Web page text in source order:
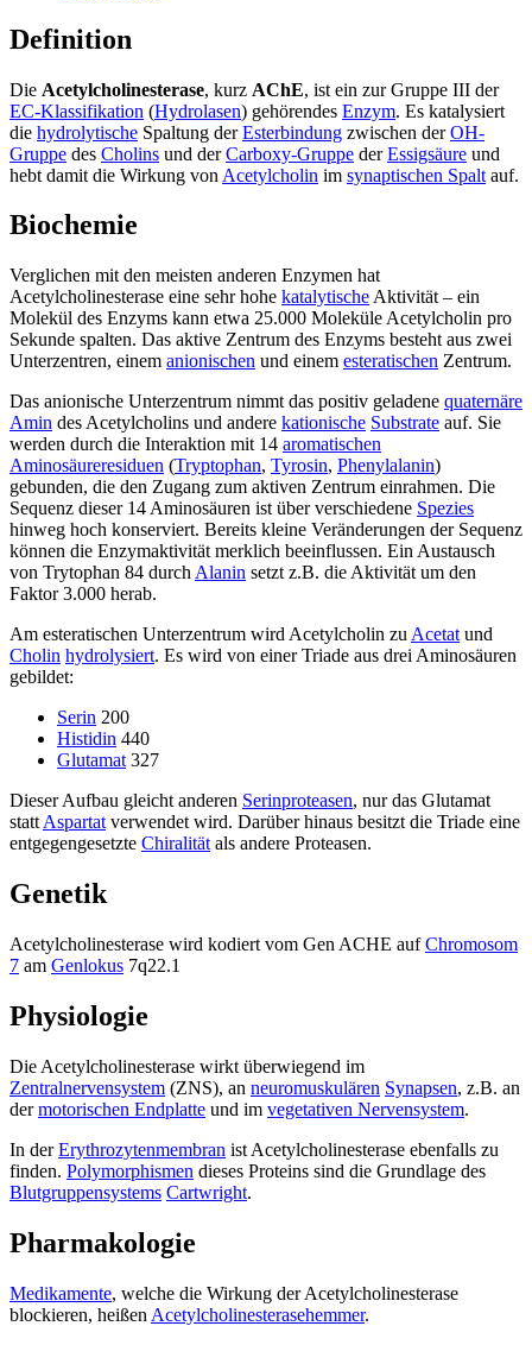
Definition
Die Acetylcholinesterase, kurz AChE, ist ein zur Gruppe III der
EC-Klassifikation (Hydrolasen) gehörendes Enzym. Es katalysiert
die hydrolytische Spaltung derEsterbindung zwischen derOH-
Gruppe des Cholins und derCarboxy-Gruppe derEssigsäure und
hebt damit die Wirkung von Acetylcholin im synaptischen Spalt auf.
Biochemie
Verglichen mit den meisten anderen Enzymen hat
Acetylcholinesterase eine sehr hohe katalytische Aktivität – ein
Molekül des Enzyms kann etwa 25.000 Moleküle Acetylcholin pro
Sekunde spalten. Das aktive Zentrum des Enzyms besteht aus zwei
Unterzentren, einem anionischen und einem esteratischen Zentrum.
Das anionische Unterzentrum nimmt das positiv geladene quaternäre
Amin des Acetylcholins und andere kationische Substrate auf. Sie
werden durch die Interaktion mit 14 aromatischen
Aminosäureresiduen (Tryptophan, Tyrosin, Phenylalanin)
gebunden, die den Zugang zum aktiven Zentrum einrahmen. Die
Sequenz dieser 14 Aminosäuren ist über verschiedene Spezies
hinweg hoch konserviert. Bereits kleine Veränderungen der Sequenz
können die Enzymaktivität merklich beeinflussen. Ein Austausch
von Trytophan 84 durch Alanin setzt z.B. die Aktivität um den
Faktor 3.000 herab.
Am esteratischen Unterzentrum wird Acetylcholin zu Acetat und
Cholin hydrolysiert. Es wird von einer Triade aus drei Aminosäuren
gebildet:
Serin 200
Histidin 440
Glutamat 327
Dieser Aufbau gleicht anderen Serinproteasen, nur das Glutamat
statt Aspartat verwendet wird. Darüber hinaus besitzt die Triade eine
entgegengesetzte Chiralität als andere Proteasen.
Genetik
Acetylcholinesterase wird kodiert vom Gen ACHE aufChromosom
7 am Genlokus 7q22.1
Physiologie
Die Acetylcholinesterase wirkt überwiegend im
Zentralnervensystem (ZNS), an neuromuskulären Synapsen, z.B. an
dermotorischen Endplatte und im vegetativen Nervensystem.
In derErythrozytenmembran ist Acetylcholinesterase ebenfalls zu
finden. Polymorphismen dieses Proteins sind die Grundlage des
Blutgruppensystems Cartwright.
Pharmakologie
Medikamente, welche die Wirkung der Acetylcholinesterase
blockieren, heißen Acetylcholinesterasehemmer.